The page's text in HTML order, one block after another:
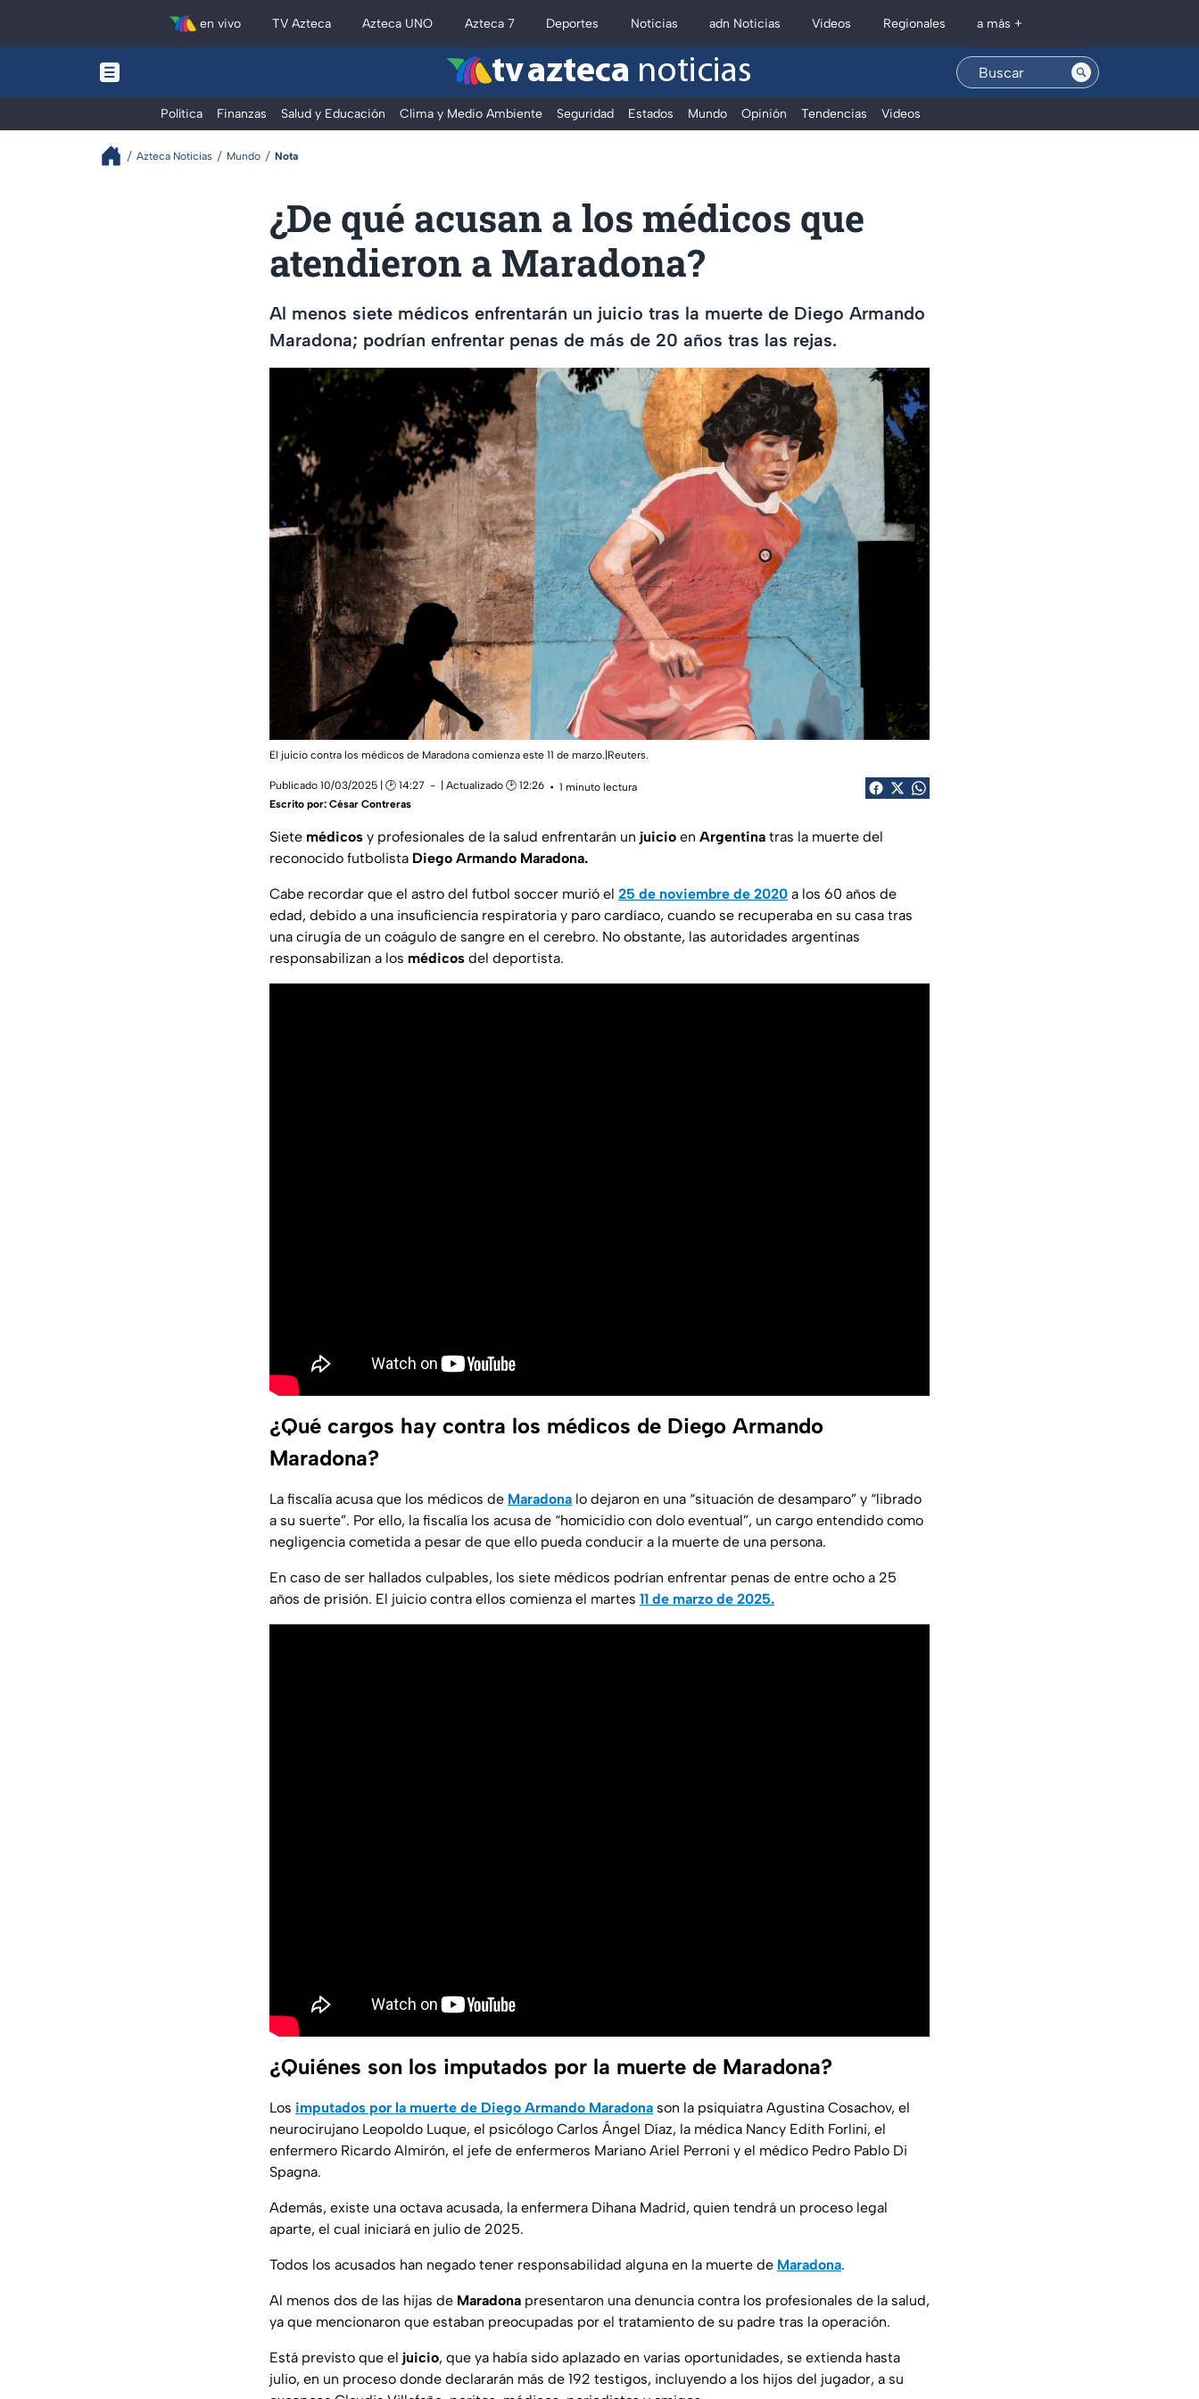
en vivo TV Azteca Azteca UNO Azteca 7 Deportes Noticias adn Noticias Videos Regionales a más +
tv azteca noticias
Política Finanzas Salud y Educación Clima y Medio Ambiente Seguridad Estados Mundo Opinión Tendencias Videos
Azteca Noticias Mundo Nota
¿De qué acusan a los médicos que
atendieron a Maradona?
Al menos siete médicos enfrentarán un juicio tras la muerte de Diego Armando
Maradona; podrían enfrentar penas de más de 20 años tras las rejas.
El juicio contra los médicos de Maradona comienza este 11 de marzo.|Reuters.
Publicado 10/03/2025 | 🕑 14:27 | Actualizado 🕑 12:26
1 minuto lectura
Escrito por: César Contreras
Siete médicos y profesionales de la salud enfrentarán un juicio en Argentina tras la muerte del
reconocido futbolista Diego Armando Maradona.
Cabe recordar que el astro del futbol soccer murió el 25 de noviembre de 2020 a los 60 años de
edad, debido a una insuficiencia respiratoria y paro cardíaco, cuando se recuperaba en su casa tras
una cirugía de un coágulo de sangre en el cerebro. No obstante, las autoridades argentinas
responsabilizan a los médicos del deportista.
¿Qué cargos hay contra los médicos de Diego Armando
Maradona?
La fiscalía acusa que los médicos de Maradona lo dejaron en una “situación de desamparo” y “librado
a su suerte”. Por ello, la fiscalía los acusa de “homicidio con dolo eventual”, un cargo entendido como
negligencia cometida a pesar de que ello pueda conducir a la muerte de una persona.
En caso de ser hallados culpables, los siete médicos podrían enfrentar penas de entre ocho a 25
años de prisión. El juicio contra ellos comienza el martes 11 de marzo de 2025.
¿Quiénes son los imputados por la muerte de Maradona?
Los imputados por la muerte de Diego Armando Maradona son la psiquiatra Agustina Cosachov, el
neurocirujano Leopoldo Luque, el psicólogo Carlos Ángel Díaz, la médica Nancy Edith Forlini, el
enfermero Ricardo Almirón, el jefe de enfermeros Mariano Ariel Perroni y el médico Pedro Pablo Di
Spagna.
Además, existe una octava acusada, la enfermera Dihana Madrid, quien tendrá un proceso legal
aparte, el cual iniciará en julio de 2025.
Todos los acusados han negado tener responsabilidad alguna en la muerte de Maradona.
Al menos dos de las hijas de Maradona presentaron una denuncia contra los profesionales de la salud,
ya que mencionaron que estaban preocupadas por el tratamiento de su padre tras la operación.
Está previsto que el juicio, que ya había sido aplazado en varias oportunidades, se extienda hasta
julio, en un proceso donde declararán más de 192 testigos, incluyendo a los hijos del jugador, a su